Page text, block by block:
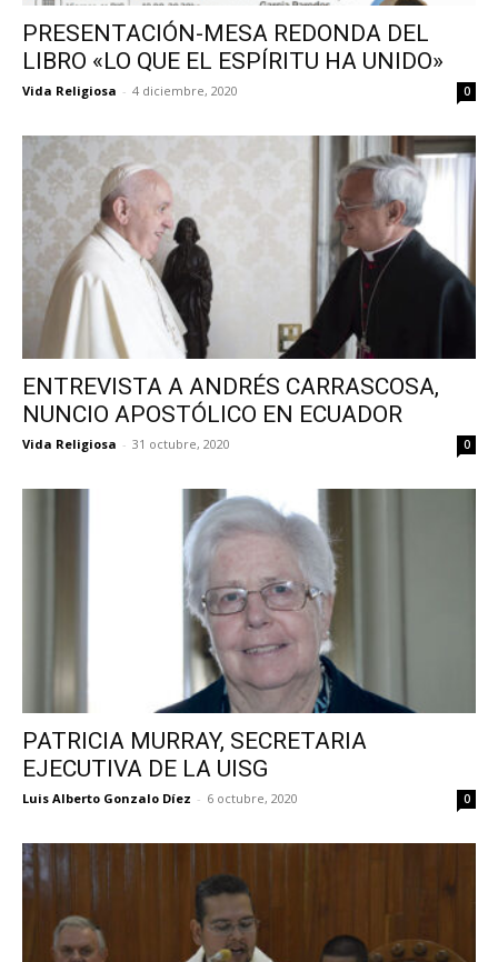
PRESENTACIÓN-MESA REDONDA DEL
LIBRO «LO QUE EL ESPÍRITU HA UNIDO»
Vida Religiosa - 4 diciembre, 2020 0
ENTREVISTA A ANDRÉS CARRASCOSA,
NUNCIO APOSTÓLICO EN ECUADOR
Vida Religiosa - 31 octubre, 2020 0
PATRICIA MURRAY, SECRETARIA
EJECUTIVA DE LA UISG
Luis Alberto Gonzalo Díez - 6 octubre, 2020 0